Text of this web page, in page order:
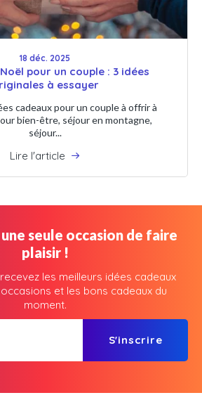
18 déc. 2025
pour un couple : 3 idées
à essayer
cadeaux pour un couple à offrir à
bien-être, séjour en montagne,
séjour...
Lire l'article
seule occasion de faire
plaisir !
les meilleurs idées cadeaux
et les bons cadeaux du
moment.
S'inscrire